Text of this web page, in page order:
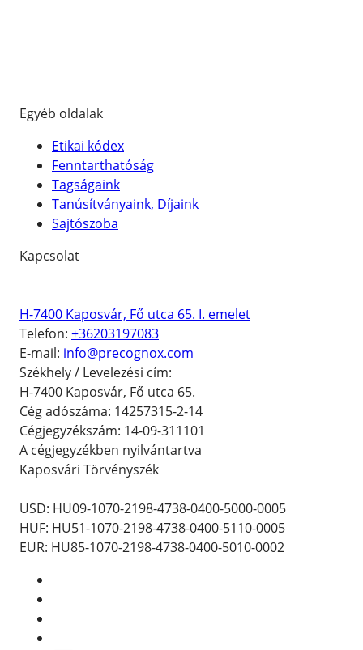
Egyéb oldalak
Etikai kódex
Fenntarthatóság
Tagságaink
Tanúsítványaink, Díjaink
Sajtószoba
Kapcsolat
H-7400 Kaposvár, Fő utca 65. I. emelet
Telefon: +36203197083
E-mail: info@precognox.com
Székhely / Levelezési cím:
H-7400 Kaposvár, Fő utca 65.
Cég adószáma: 14257315-2-14
Cégjegyzékszám: 14-09-311101
A cégjegyzékben nyilvántartva
Kaposvári Törvényszék
USD: HU09-1070-2198-4738-0400-5000-0005
HUF: HU51-1070-2198-4738-0400-5110-0005
EUR: HU85-1070-2198-4738-0400-5010-0002